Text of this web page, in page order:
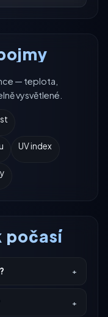
— teplota,
vysvětlené.
UV index
počasí